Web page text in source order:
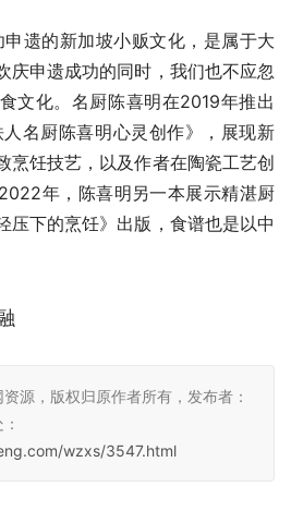
遗的新加坡小贩文化，是属于大
庆申遗成功的同时，我们也不应忽
文化。名厨陈喜明在2019年推出
名厨陈喜明心灵创作》，展现新
烹饪技艺，以及作者在陶瓷工艺创
年，陈喜明另一本展示精湛厨
压下的烹饪》出版，食谱也是以中
源，版权归原作者所有，发布者：
wzxs/3547.html